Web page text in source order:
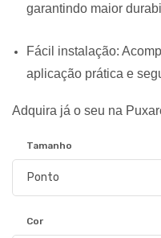
garantindo maior
Fácil instalação:
aplicação prática e
Adquira já o seu na
Tamanho
Cor